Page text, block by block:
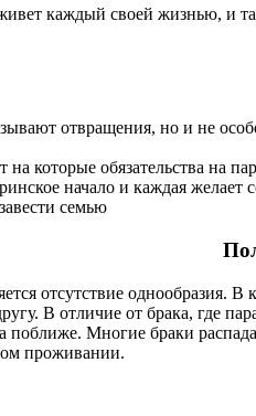
каждый своей жизнью, и
отвращения, но и не
которые обязательства на
начало и каждая желает
семью
отсутствие однообразия. В
В отличие от брака, где
поближе. Многие браки
проживании.